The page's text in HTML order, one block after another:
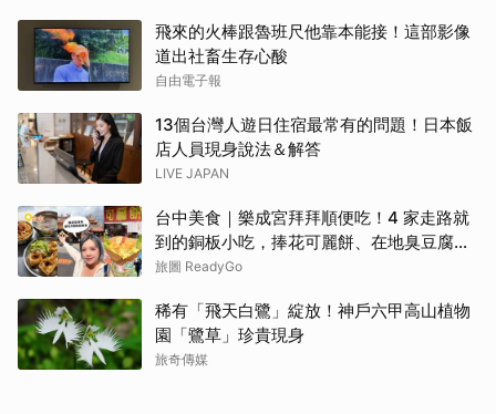
飛來的火棒跟魯班尺他靠本能接！這部影像
道出社畜生存心酸
自由電子報
13個台灣人遊日住宿最常有的問題！日本飯
店人員現身說法＆解答
LIVE JAPAN
台中美食｜樂成宮拜拜順便吃！4 家走路就
到的銅板小吃，捧花可麗餅、在地臭豆腐、
烤甜甜圈一次收
旅圖 ReadyGo
稀有「飛天白鷺」綻放！神戶六甲高山植物
園「鷺草」珍貴現身
旅奇傳媒